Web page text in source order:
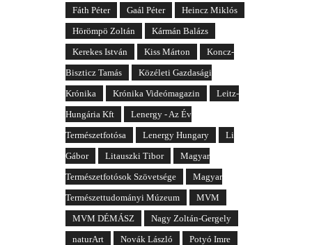
Fáth Péter
Gaál Péter
Heincz Miklós
Hörömpö Zoltán
Kármán Balázs
Kerekes István
Kiss Márton
Koncz-
Biszticz Tamás
Közéleti Gazdasági
Krónika
Krónika Videómagazin
Leitz-
Hungária Kft
Lenergy - Az Év
Természetfotósa
Lenergy Hungary
Li
Gábor
Litauszki Tibor
Magyar
Természetfotósok Szövetsége
Magyar
Természettudományi Múzeum
MVM
MVM DÉMÁSZ
Nagy Zoltán-Gergely
naturArt
Novák László
Potyó Imre